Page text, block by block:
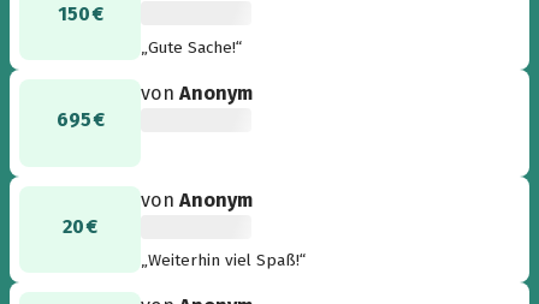
150 €
„Gute Sache!“
695 €
vonAnonym
20 €
vonAnonym
„Weiterhin viel Spaß!“